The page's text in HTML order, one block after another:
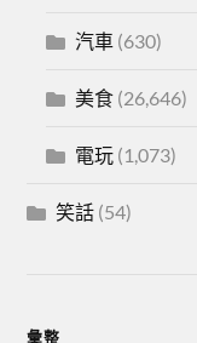
汽車 (630)
美食 (26,646)
電玩 (1,073)
笑話 (54)
彙整